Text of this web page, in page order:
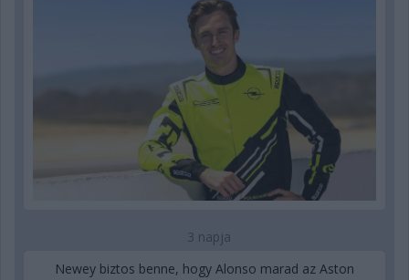
3 napja
Newey biztos benne, hogy Alonso marad az Aston